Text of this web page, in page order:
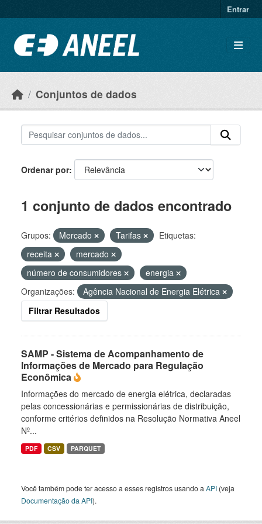
Entrar
Conjuntos de dados
Ordenar por
1 conjunto de dados encontrado
Grupos: Mercado Tarifas
Etiquetas:
receita
mercado
número de consumidores
energia
Organizações:
Agência Nacional de Energia Elétrica
Filtrar Resultados
SAMP - Sistema de Acompanhamento de
Informações de Mercado para Regulação
Econômica
Informações do mercado de energia elétrica, declaradas
pelas concessionárias e permissionárias de distribuição,
conforme critérios definidos na Resolução Normativa Aneel
Nº...
PDF CSV PARQUET
Você também pode ter acesso a esses registros usando a API (veja
Documentação da API).